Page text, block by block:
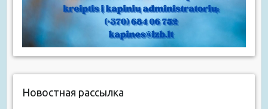
Новостная рассылка